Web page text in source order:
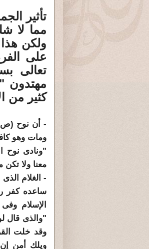
تأثير
مما لا
ولكن هذا
على
تعالى
مهتدون
كثير من
- أن نوح
ومات وهو
"ونادى نوح
معنا ولا تكن
- الغلام
ساعده كفر
الإسلام
"والذى قال
وقد خلت
ويلك أمن